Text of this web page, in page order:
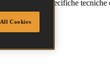
le specifiche tecniche
Cookies